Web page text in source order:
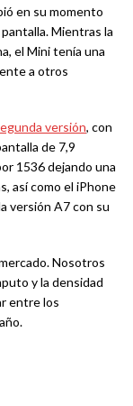
en su momento
Mientras la
el Mini tenía una
a otros
versión, con
de 7,9
1536 dejando una
así como el iPhone
versión A7 con su
Nosotros
y la densidad
entre los